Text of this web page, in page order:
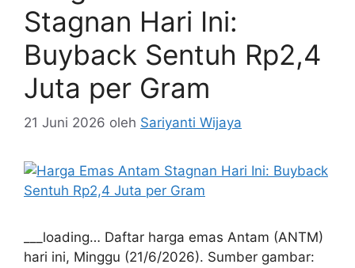
Stagnan Hari Ini:
Buyback Sentuh Rp2,4
Juta per Gram
21 Juni 2026 oleh Sariyanti Wijaya
___loading… Daftar harga emas Antam (ANTM)
hari ini, Minggu (21/6/2026). Sumber gambar: